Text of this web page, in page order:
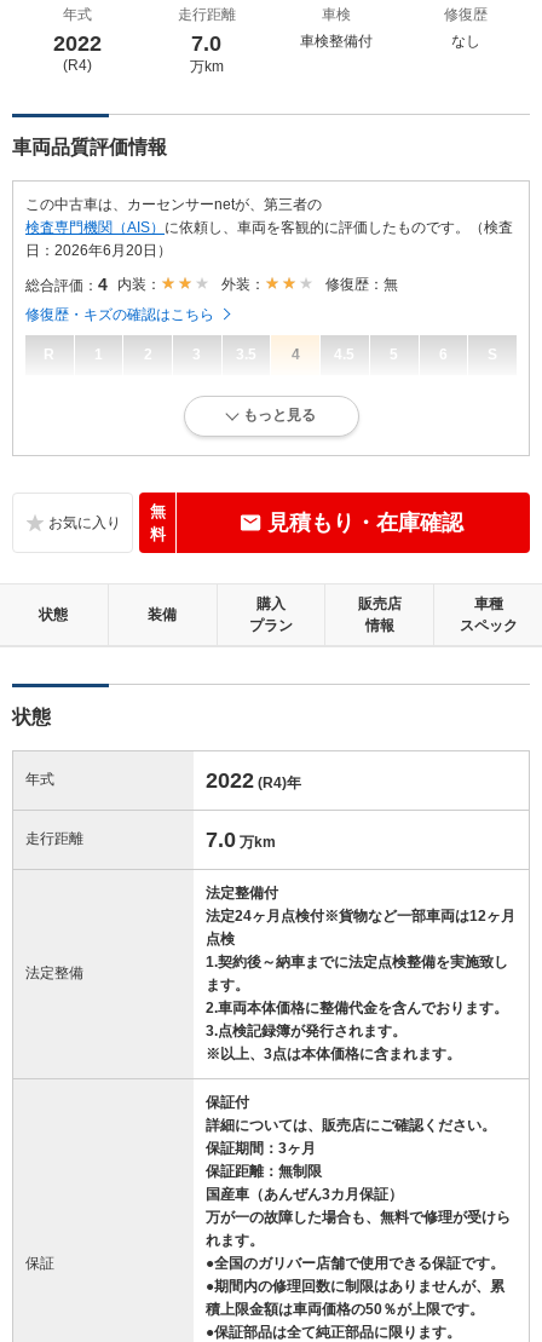
年式
2022
(R4)
走行距離
7.0
万km
車検
車検整備付
修復歴
なし
車両品質評価情報
この中古車は、カーセンサーnetが、第三者の
検査専門機関（AIS） に依頼し、車両を客観的に評価したものです。（検査
日：2026年6月20日）
総合評価： 4 内装： 外装：
修復歴：無
修復歴・キズの確認はこちら
R 1 2 3 3.5 4 4.5 5 6 S
内外装に目立たない多少のキズ、ヘコミが認められる状態です。
標準的に使用されていて、多少のコゲ、スレ、キズがあります。
修復歴：無
もっと見る
無
料
見積もり・在庫確認
状態 装備
購入
プラン
販売店
情報
車種
スペック
状態
年式 2022 (R4)年
走行距離 7.0 万km
法定整備
法定整備付
法定24ヶ月点検付※貨物など一部車両は12ヶ月
点検
1.契約後～納車までに法定点検整備を実施致し
ます。
2.車両本体価格に整備代金を含んでおります。
3.点検記録簿が発行されます。
※以上、3点は本体価格に含まれます。
保証
保証付
詳細については、販売店にご確認ください。
保証期間：3ヶ月
保証距離：無制限
国産車（あんぜん3カ月保証）
万が一の故障した場合も、無料で修理が受けら
れます。
●全国のガリバー店舗で使用できる保証です。
●期間内の修理回数に制限はありませんが、累
積上限金額は車両価格の50％が上限です。
●保証部品は全て純正部品に限ります。